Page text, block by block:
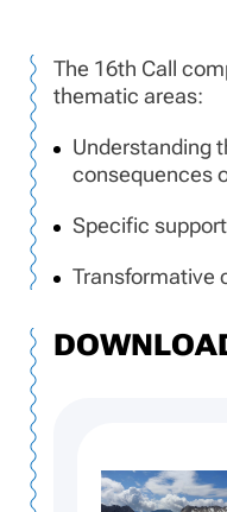
The 16th Call
thematic areas:
Understanding
consequences
Specific
Transformative